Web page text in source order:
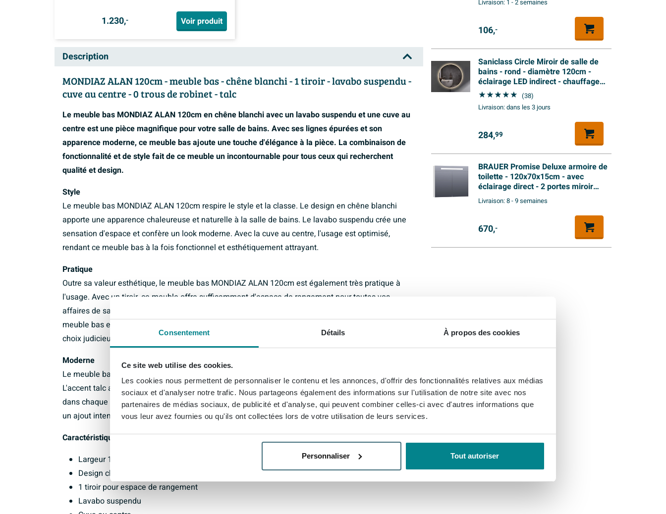
Consentement Détails À propos des cookies
Ce site web utilise des cookies.
Les cookies nous permettent de personnaliser le contenu et les annonces, d'offrir des fonctionnalités relatives aux médias
sociaux et d'analyser notre trafic. Nous partageons également des informations sur l'utilisation de notre site avec nos
partenaires de médias sociaux, de publicité et d'analyse, qui peuvent combiner celles-ci avec d'autres informations que
vous leur avez fournies ou qu'ils ont collectées lors de votre utilisation de leurs services.
Personnaliser Tout autoriser
1.230,- Voir produit
Description
MONDIAZ ALAN 120cm - meuble bas - chêne blanchi - 1 tiroir - lavabo suspendu -
cuve au centre - 0 trous de robinet - talc
Le meuble bas MONDIAZ ALAN 120cm en chêne blanchi avec un lavabo suspendu et une cuve au
centre est une pièce magnifique pour votre salle de bains. Avec ses lignes épurées et son
apparence moderne, ce meuble bas ajoute une touche d'élégance à la pièce. La combinaison de
fonctionnalité et de style fait de ce meuble un incontournable pour tous ceux qui recherchent
qualité et design.
Style
Le meuble bas MONDIAZ ALAN 120cm respire le style et la classe. Le design en chêne blanchi
apporte une apparence chaleureuse et naturelle à la salle de bains. Le lavabo suspendu crée une
sensation d'espace et confère un look moderne. Avec la cuve au centre, l'usage est optimisé,
rendant ce meuble bas à la fois fonctionnel et esthétiquement attrayant.
Pratique
Outre sa valeur esthétique, le meuble bas MONDIAZ ALAN 120cm est également très pratique à
l'usage. Avec un tiroir, ce meuble offre suffisamment d'espace de rangement pour toutes vos
affaires de salle de bains. Les 0 trous de robinet assurent une apparence épurée et ordonnée. Ce
meuble bas est conçu dans un souci de facilité d'utilisation et de fonctionnalité, ce qui en fait un
choix judicieux pour chaque salle de bains.
Moderne
Le meuble bas MONDIAZ ALAN 120cm est un mélange parfait de modernité et de durabilité.
L'accent talc ajoute une touche contemporaine à l'ensemble, ce qui fait que le meuble se distingue
dans chaque salle de bains. Les lignes épurées et les matériaux de haute qualité font de ce produit
un ajout intemporel à votre intérieur.
Caractéristiques :
Largeur 120 cm
Design chêne blanchi
1 tiroir pour espace de rangement
Lavabo suspendu
Livraison: 1 - 2 semaines
106,-
Saniclass Circle Miroir de salle de
bains - rond - diamètre 120cm -
éclairage LED indirect - chauffage
miroir - interrupteur infrarouge
(38)
Livraison:dans les 3 jours
284,99
BRAUER Promise Deluxe armoire de
toilette - 120x70x15cm - avec
éclairage direct - 2 portes miroir
double face - blanc mat
Livraison:8 - 9 semaines
670,-